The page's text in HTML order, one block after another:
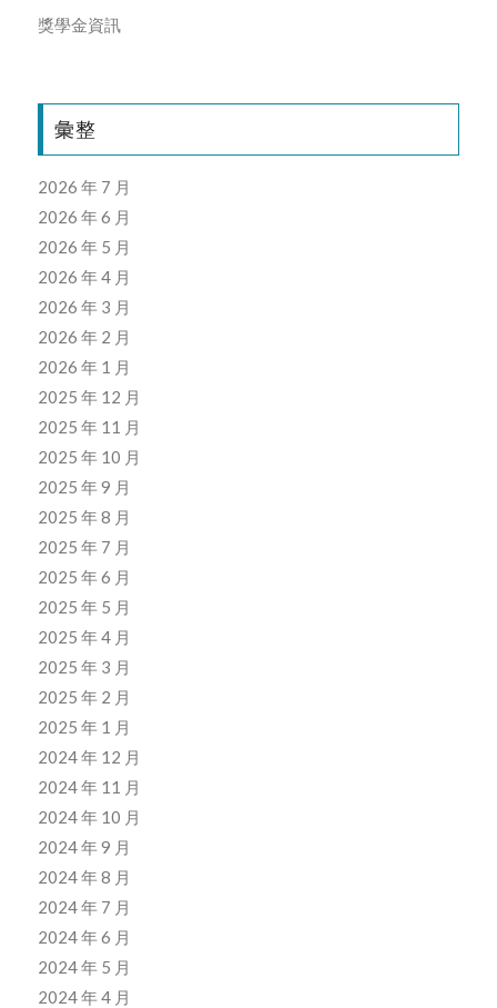
獎學金資訊
彙整
2026 年 7 月
2026 年 6 月
2026 年 5 月
2026 年 4 月
2026 年 3 月
2026 年 2 月
2026 年 1 月
2025 年 12 月
2025 年 11 月
2025 年 10 月
2025 年 9 月
2025 年 8 月
2025 年 7 月
2025 年 6 月
2025 年 5 月
2025 年 4 月
2025 年 3 月
2025 年 2 月
2025 年 1 月
2024 年 12 月
2024 年 11 月
2024 年 10 月
2024 年 9 月
2024 年 8 月
2024 年 7 月
2024 年 6 月
2024 年 5 月
2024 年 4 月